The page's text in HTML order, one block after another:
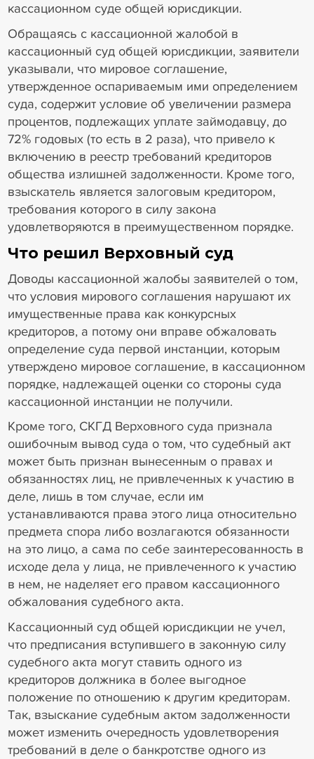
кассационном суде общей юрисдикции.
Обращаясь с кассационной жалобой в
кассационный суд общей юрисдикции, заявители
указывали, что мировое соглашение,
утвержденное оспариваемым ими определением
суда, содержит условие об увеличении размера
процентов, подлежащих уплате займодавцу, до
72% годовых (то есть в 2 раза), что привело к
включению в реестр требований кредиторов
общества излишней задолженности. Кроме того,
взыскатель является залоговым кредитором,
требования которого в силу закона
удовлетворяются в преимущественном порядке.
Что решил Верховный суд
Доводы кассационной жалобы заявителей о том,
что условия мирового соглашения нарушают их
имущественные права как конкурсных
кредиторов, а потому они вправе обжаловать
определение суда первой инстанции, которым
утверждено мировое соглашение, в кассационном
порядке, надлежащей оценки со стороны суда
кассационной инстанции не получили.
Кроме того, СКГД Верховного суда признала
ошибочным вывод суда о том, что судебный акт
может быть признан вынесенным о правах и
обязанностях лиц, не привлеченных к участию в
деле, лишь в том случае, если им
устанавливаются права этого лица относительно
предмета спора либо возлагаются обязанности
на это лицо, а сама по себе заинтересованность в
исходе дела у лица, не привлеченного к участию
в нем, не наделяет его правом кассационного
обжалования судебного акта.
Кассационный суд общей юрисдикции не учел,
что предписания вступившего в законную силу
судебного акта могут ставить одного из
кредиторов должника в более выгодное
положение по отношению к другим кредиторам.
Так, взыскание судебным актом задолженности
может изменить очередность удовлетворения
требований в деле о банкротстве одного из